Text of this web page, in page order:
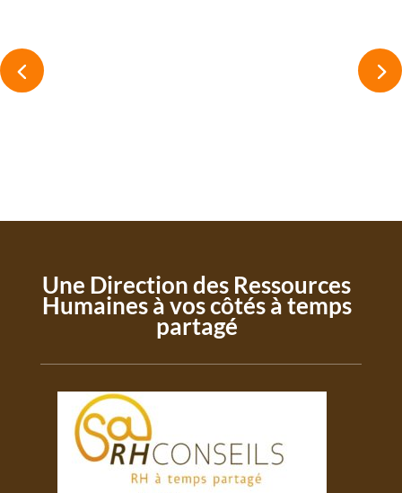
Une Direction des Ressources
Humaines à vos côtés à temps
partagé